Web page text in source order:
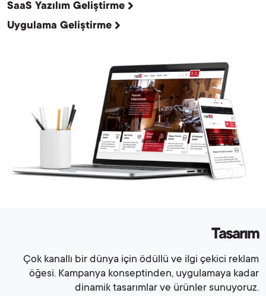
SaaS Yazılım Geliştirme
Uygulama Geliştirme
Tasarım
Çok kanallı bir dünya için ödüllü ve ilgi çekici reklam
öğesi. Kampanya konseptinden, uygulamaya kadar
dinamik tasarımlar ve ürünler sunuyoruz.